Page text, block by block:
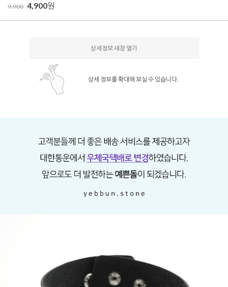
9,900 4,900원
상세정보 새창 열기
상세 정보를 확대해 보실 수 있습니다.